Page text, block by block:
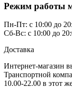
Режим работы
Пн-Пт: с 10:00 до
Сб-Вс: с 10:00 до
Доставка
Интернет-магазин
Транспортной
10.00-22.00 в этот